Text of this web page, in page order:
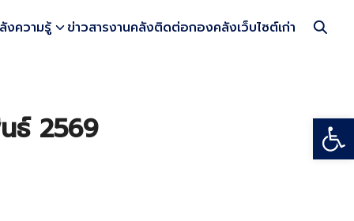
งความรู้ ข่าวสารงานคลังติดต่อกองคลังเว็บไซต์เก่า
ธ์ 2569